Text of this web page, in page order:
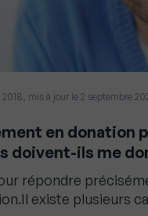
2018, mis à jour le 2 septembre
en donation
doivent-ils me
répondre
existe plusieurs